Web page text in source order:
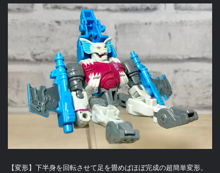
【変形】下半身を回転させて足を畳めばほぼ完成の超簡単変形。